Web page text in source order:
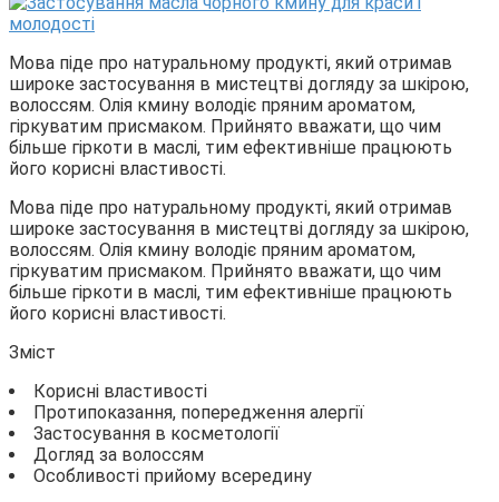
Мова піде про натуральному продукті, який отримав
широке застосування в мистецтві догляду за шкірою,
волоссям. Олія кмину володіє пряним ароматом,
гіркуватим присмаком. Прийнято вважати, що чим
більше гіркоти в маслі, тим ефективніше працюють
його корисні властивості.
Мова піде про натуральному продукті, який отримав
широке застосування в мистецтві догляду за шкірою,
волоссям. Олія кмину володіє пряним ароматом,
гіркуватим присмаком. Прийнято вважати, що чим
більше гіркоти в маслі, тим ефективніше працюють
його корисні властивості.
Зміст
Корисні властивості
Протипоказання, попередження алергії
Застосування в косметології
Догляд за волоссям
Особливості прийому всередину